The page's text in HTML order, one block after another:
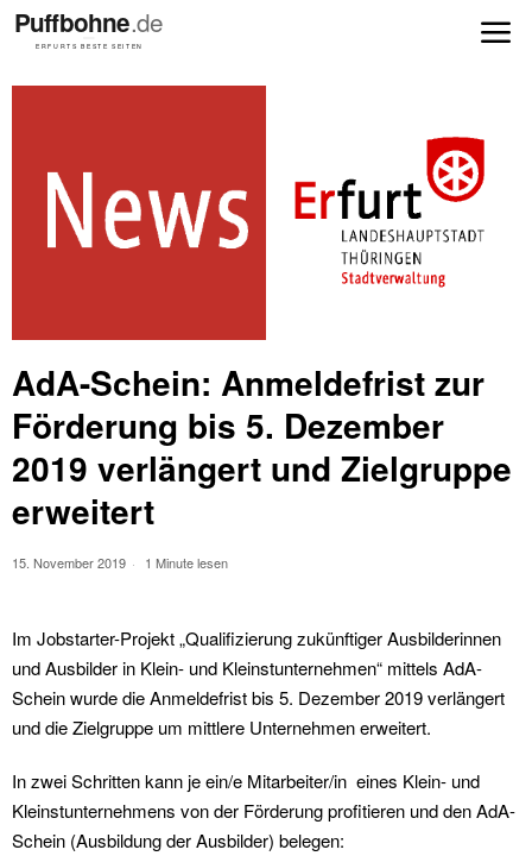
AdA-Schein: Anmeldefrist zur
Förderung bis 5. Dezember
2019 verlängert und Zielgruppe
erweitert
15. November 2019 1 Minute lesen
Im Jobstarter-Projekt „Qualifizierung zukünftiger Ausbilderinnen
und Ausbilder in Klein- und Kleinstunternehmen“ mittels AdA-
Schein wurde die Anmeldefrist bis 5. Dezember 2019 verlängert
und die Zielgruppe um mittlere Unternehmen erweitert.
In zwei Schritten kann je ein/e Mitarbeiter/in eines Klein- und
Kleinstunternehmens von der Förderung profitieren und den AdA-
Schein (Ausbildung der Ausbilder) belegen: